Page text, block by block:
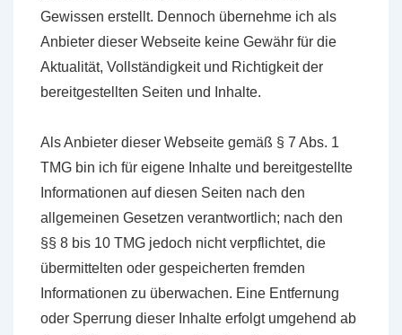
Gewissen erstellt. Dennoch übernehme ich als
Anbieter dieser Webseite keine Gewähr für die
Aktualität, Vollständigkeit und Richtigkeit der
bereitgestellten Seiten und Inhalte.
Als Anbieter dieser Webseite gemäß § 7 Abs. 1
TMG bin ich für eigene Inhalte und bereitgestellte
Informationen auf diesen Seiten nach den
allgemeinen Gesetzen verantwortlich; nach den
§§ 8 bis 10 TMG jedoch nicht verpflichtet, die
übermittelten oder gespeicherten fremden
Informationen zu überwachen. Eine Entfernung
oder Sperrung dieser Inhalte erfolgt umgehend ab